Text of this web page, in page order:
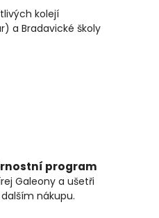
kolejí
a Bradavické školy
program
Galeony a ušetři
nákupu.